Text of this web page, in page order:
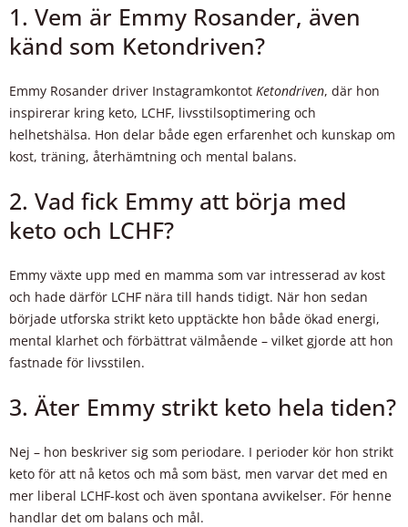
1. Vem är Emmy Rosander, även
känd som Ketondriven?
Emmy Rosander driver Instagramkontot Ketondriven, där hon
inspirerar kring keto, LCHF, livsstilsoptimering och
helhetshälsa. Hon delar både egen erfarenhet och kunskap om
kost, träning, återhämtning och mental balans.
2. Vad fick Emmy att börja med
keto och LCHF?
Emmy växte upp med en mamma som var intresserad av kost
och hade därför LCHF nära till hands tidigt. När hon sedan
började utforska strikt keto upptäckte hon både ökad energi,
mental klarhet och förbättrat välmående – vilket gjorde att hon
fastnade för livsstilen.
3. Äter Emmy strikt keto hela tiden?
Nej – hon beskriver sig som periodare. I perioder kör hon strikt
keto för att nå ketos och må som bäst, men varvar det med en
mer liberal LCHF-kost och även spontana avvikelser. För henne
handlar det om balans och mål.